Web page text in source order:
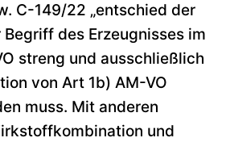
C-149/22 „entschied der
Begriff des Erzeugnisses im
streng und ausschließlich
von Art 1b) AM-VO
muss. Mit anderen
und